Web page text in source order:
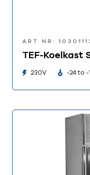
ART NR:
TEF-Koelkast
230V -24 to -